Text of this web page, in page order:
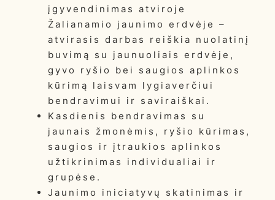
įgyvendinimas atviroje
Žalianamio jaunimo erdvėje –
atvirasis darbas reiškia nuolatinį
buvimą su jaunuoliais erdvėje,
gyvo ryšio bei saugios aplinkos
kūrimą laisvam lygiaverčiui
bendravimui ir saviraiškai.
Kasdienis bendravimas su
jaunais žmonėmis, ryšio kūrimas,
saugios ir įtraukios aplinkos
užtikrinimas individualiai ir
grupėse.
Jaunimo iniciatyvų skatinimas ir